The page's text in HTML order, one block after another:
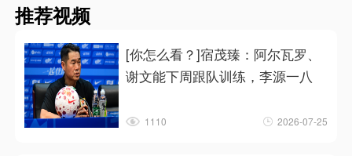
推荐视频
[你怎么看？]宿茂臻：阿尔瓦罗、
谢文能下周跟队训练，李源一八
1110 2026-07-25